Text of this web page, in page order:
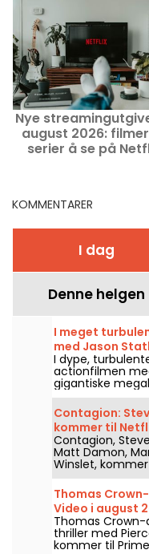
Nye
august 2026:
serier å se på
KOMMENTARER
I dag
Denne helgen
I meget
med Jason
HBO Max
I dype,
actionfilmen
gigantiske
Max den 2.
Contagion:
kommer til
Contagion,
Matt Damon,
Winslet,
2026.
Thomas
Video i august
Thomas
thriller med
kommer til